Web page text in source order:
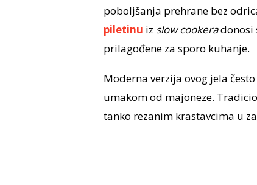
poboljšanja prehrane bez
piletinu iz slow cookeradonosi
prilagođene za sporo kuhanje.
Moderna verzija ovog jela
umakom od majoneze.
tanko rezanim krastavcima u